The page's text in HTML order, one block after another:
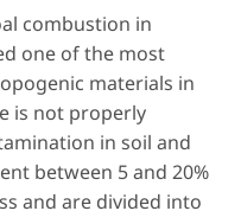
combustion in
one of the most
materials in
is not properly
in soil and
between 5 and 20%
and are divided into